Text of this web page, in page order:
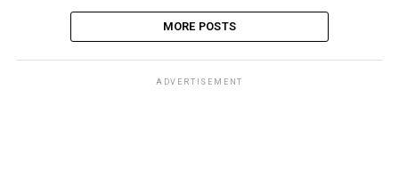
MORE POSTS
ADVERTISEMENT